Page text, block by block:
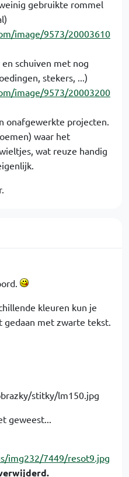
gebruikte rommel
schuiven met nog
stekers, ...)
onafgewerkte projecten.
waar het
wat reuze handig
kleuren kun je
gedaan met zwarte tekst.
geweest...
img232/7449/resot9.jpg